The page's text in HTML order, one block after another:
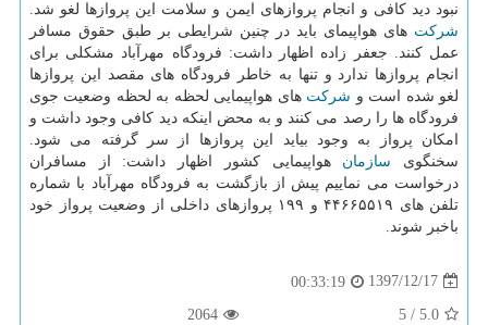
نبود دید كافی و انجام پروازهای ایمن و سلامت این پروازها لغو شد.
شركت های هواپیمای باید در چنین شرایطی بر طبق حقوق مسافر
عمل كنند. جعفر زاده اظهار داشت: فرودگاه مهرآباد مشكلی برای
انجام پروازها ندارد و تنها به خاطر فرودگاه های مقصد این پروازها
لغو شده است و شركت های هواپیمایی لحظه به لحظه وضعیت جوی
فرودگاه ها را رصد می كنند و به محض اینكه دید كافی وجود داشت و
امكان پرواز به وجود بیاید این پروازها از سر گرفته می شود.
سخنگوی سازمان هواپیمایی كشور اظهار داشت: از مسافران
درخواست می نماییم پیش از بازگشت به فرودگاه مهرآباد با شماره
تلفن های ۴۴۶۶۵۵۱۹ و ۱۹۹ پروازهای داخلی از وضعیت پرواز خود
باخبر شوند.
1397/12/17
00:33:19
5.0
/
5
2064